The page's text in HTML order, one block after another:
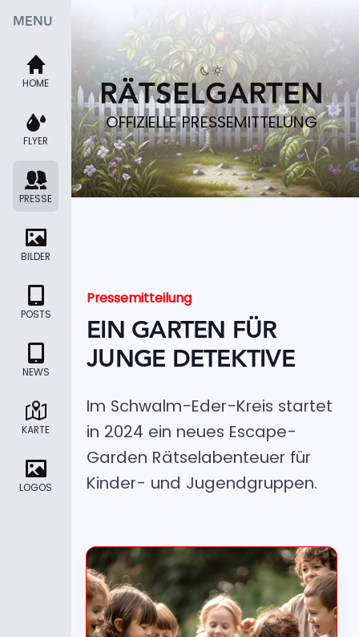
RÄTSELGARTEN
OFFIZIELLE PRESSEMITTELUNG
Pressemitteilung
EIN GARTEN FÜR
JUNGE DETEKTIVE
Im Schwalm-Eder-Kreis startet
in 2024 ein neues Escape-
Garden Rätselabenteuer für
Kinder- und Jugendgruppen.
MENU
HOME
FLYER
PRESSE
BILDER
POSTS
NEWS
KARTE
LOGOS